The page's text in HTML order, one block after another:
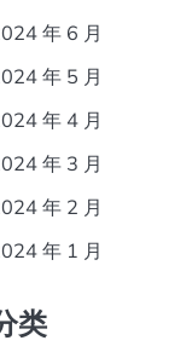
年 6 月
年 5 月
年 4 月
年 3 月
年 2 月
年 1 月
类